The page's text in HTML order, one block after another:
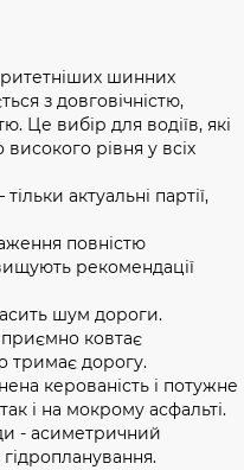
шинних
з довговічністю,
Це вибір для водіїв, які
рівня у всіх
актуальні партії,
повністю
рекомендації
шум дороги.
ковтає
тримає дорогу.
керованість і потужне
і на мокрому асфальті.
- асиметричний